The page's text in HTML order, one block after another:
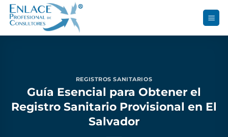
Saltar
REGISTROS SANITARIOS
Guía Esencial para Obtener el
Registro Sanitario Provisional en El
Salvador